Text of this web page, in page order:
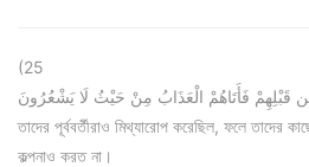
(25
قَبْلِهِمْ فَأَتَاهُمْ الْعَذَابُ مِنْ حَيْثُ لَا يَشْعُرُونَ
তাদের পূর্ববর্তীরাও মিথ্যারোপ করেছিল, ফলে তাদের
কল্পনাও করত না।